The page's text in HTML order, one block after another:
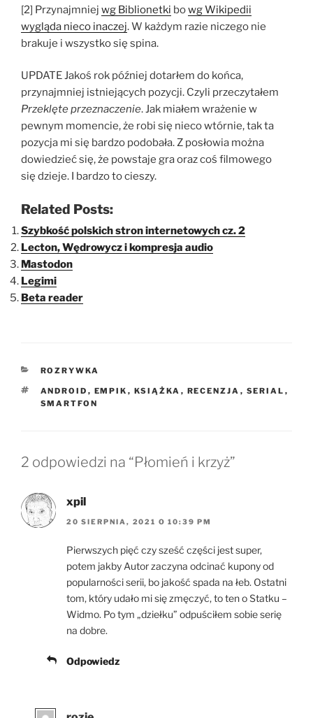
[2] Przynajmniej wg Biblionetki bowg Wikipedii
wygląda nieco inaczej. W każdym razie niczego nie
brakuje i wszystko się spina.
UPDATE Jakoś rok później dotarłem do końca,
przynajmniej istniejących pozycji. Czyli przeczytałem
Przeklęte przeznaczenie. Jak miałem wrażenie w
pewnym momencie, że robi się nieco wtórnie, tak ta
pozycja mi się bardzo podobała. Z posłowia można
dowiedzieć się, że powstaje gra oraz coś filmowego
się dzieje. I bardzo to cieszy.
Related Posts:
Szybkość polskich stron internetowych cz. 2
Lecton, Wędrowycz i kompresja audio
Mastodon
Legimi
Beta reader
KATEGORIE
ROZRYWKA
TAGI
ANDROID , EMPIK , KSIĄŻKA , RECENZJA , SERIAL ,
SMARTFON
2 odpowiedzi na “Płomień i krzyż”
xpil
20 SIERPNIA, 2021 O 10:39 PM
Pierwszych pięć czy sześć części jest super,
potem jakby Autor zaczyna odcinać kupony od
popularności serii, bo jakość spada na łeb. Ostatni
tom, który udało mi się zmęczyć, to ten o Statku –
Widmo. Po tym „dziełku” odpuściłem sobie serię
na dobre.
Odpowiedz